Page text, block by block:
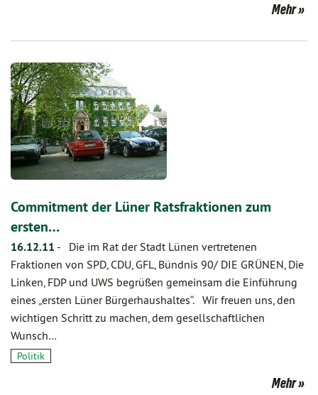
Mehr
Commitment der Lüner Ratsfraktionen zum
ersten…
16.12.11 -
Die im Rat der Stadt Lünen vertretenen
Fraktionen von SPD, CDU, GFL, Bündnis 90/ DIE GRÜNEN, Die
Linken, FDP und UWS begrüßen gemeinsam die Einführung
eines „ersten Lüner Bürgerhaushaltes“. Wir freuen uns, den
wichtigen Schritt zu machen, dem gesellschaftlichen
Wunsch…
Politik
Mehr